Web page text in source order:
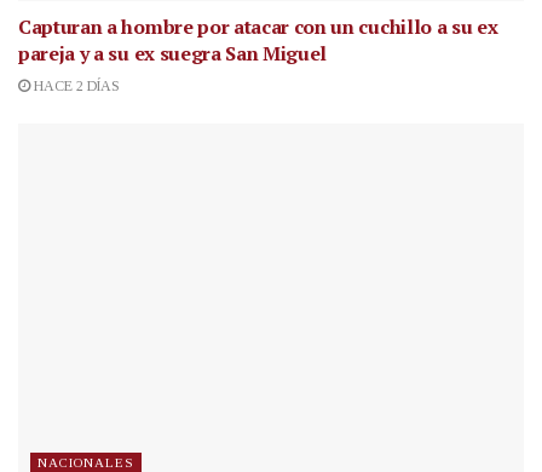
Capturan a hombre por atacar con un cuchillo a su ex
pareja y a su ex suegra San Miguel
HACE 2 DÍAS
NACIONALES